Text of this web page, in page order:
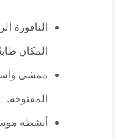
النافورة
المكان
ممشى
المفتوحة.
أنشطة